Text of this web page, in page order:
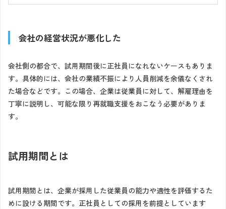
会社の経営状況が悪化した
会社側の都合で、試用期間後に正社員になれないケースもありま
す。具体的には、会社の業績不振により人員削減を余儀なくされ
た場合などです。この場合、企業は従業員に対して、解雇理由を
丁寧に説明し、可能な限り再就職支援をおこなう必要がありま
す。
試用期間とは
試用期間とは、企業が採用した従業員の能力や適性を評価するた
めに設ける期間です。正社員としての採用を前提としています